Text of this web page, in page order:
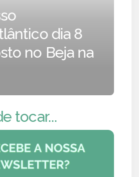
dia 8
no Beja na
tocar...